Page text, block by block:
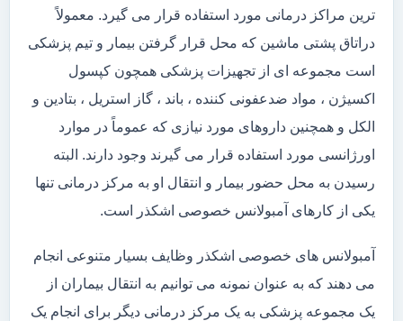
ترین مراکز درمانی مورد استفاده قرار می گیرد. معمولاً
دراتاق پشتی ماشین که محل قرار گرفتن بیمار و تیم پزشکی
است مجموعه ای از تجهیزات پزشکی همچون کپسول
اکسیژن ، مواد ضدعفونی کننده ، باند ، گاز استریل ، بتادین و
الکل و همچنین داروهای مورد نیازی که عموماً در موارد
اورژانسی مورد استفاده قرار می گیرند وجود دارند. البته
رسیدن به محل حضور بیمار و انتقال او به مرکز درمانی تنها
یکی از کارهای آمبولانس خصوصی اشکذر است.
آمبولانس های خصوصی اشکذر وظایف بسیار متنوعی انجام
می دهند که به عنوان نمونه می توانیم به انتقال بیماران از
یک مجموعه پزشکی به یک مرکز درمانی دیگر برای انجام یک